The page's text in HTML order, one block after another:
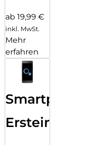
ab 19,99 €
inkl. MwSt.
Mehr
erfahren
Smartphone
Ersteinrichtung